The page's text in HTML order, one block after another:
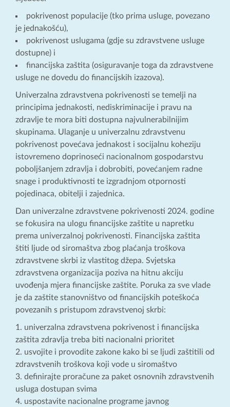
pokrivenost populacije (tko prima usluge, povezano
je jednakošću),
pokrivenost uslugama (gdje su zdravstvene usluge
dostupne) i
financijska zaštita (osiguravanje toga da zdravstvene
usluge ne dovedu do financijskih izazova).
Univerzalna zdravstvena pokrivenosti se temelji na
principima jednakosti, nediskriminacije i pravu na
zdravlje te mora biti dostupna najvulnerabilnijim
skupinama. Ulaganje u univerzalnu zdravstvenu
pokrivenost povećava jednakost i socijalnu koheziju
istovremeno doprinoseći nacionalnom gospodarstvu
poboljšanjem zdravlja i dobrobiti, povećanjem radne
snage i produktivnosti te izgradnjom otpornosti
pojedinaca, obitelji i zajednica.
Dan univerzalne zdravstvene pokrivenosti 2024. godine
se fokusira na ulogu financijske zaštite u napretku
prema univerzalnoj pokrivenosti. Financijska zaštita
štiti ljude od siromaštva zbog plaćanja troškova
zdravstvene skrbi iz vlastitog džepa. Svjetska
zdravstvena organizacija poziva na hitnu akciju
uvođenja mjera financijske zaštite. Poruka za sve vlade
je da zaštite stanovništvo od financijskih poteškoća
povezanih s pristupom zdravstvenoj skrbi:
univerzalna zdravstvena pokrivenost i financijska
zaštita zdravlja treba biti nacionalni prioritet
usvojite i provodite zakone kako bi se ljudi zaštitili od
zdravstvenih troškova koji vode u siromaštvo
definirajte proračune za paket osnovnih zdravstvenih
usluga dostupan svima
uspostavite nacionalne programe javnog